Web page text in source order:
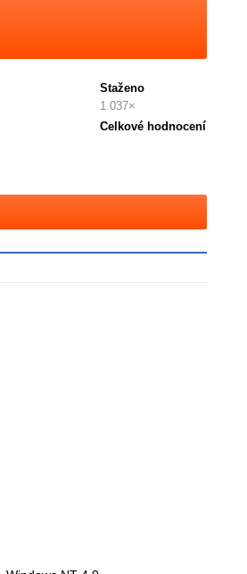
Staženo
1 037×
Celkové hodnocení